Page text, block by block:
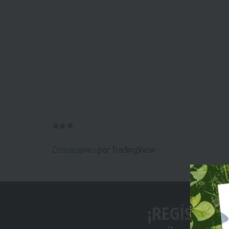
Cotizaciones